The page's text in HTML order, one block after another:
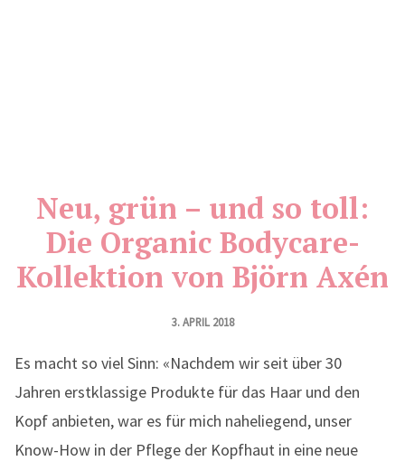
Neu, grün – und so toll:
Die Organic Bodycare-
Kollektion von Björn Axén
3. APRIL 2018
Es macht so viel Sinn: «Nachdem wir seit über 30
Jahren erstklassige Produkte für das Haar und den
Kopf anbieten, war es für mich naheliegend, unser
Know-How in der Pflege der Kopfhaut in eine neue